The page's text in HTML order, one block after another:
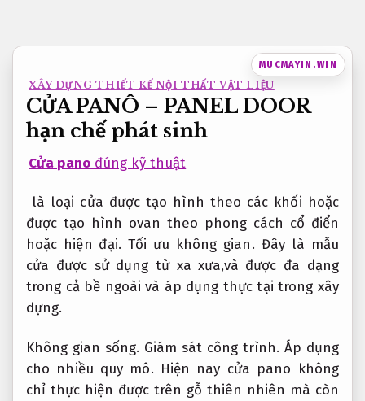
nội
MUCMAYIN.WIN
XÂY DỰNG THIẾT KẾ NỘI THẤT VẬT LIỆU
CỬA PANÔ – PANEL DOOR
hạn chế phát sinh
Cửa panođúng kỹ thuật
là loại cửa được tạo hình theo các khối hoặc
được tạo hình ovan theo phong cách cổ điển
hoặc hiện đại. Tối ưu không gian. Đây là mẫu
cửa được sử dụng từ xa xưa,và được đa dạng
trong cả bề ngoài và áp dụng thực tại trong xây
dựng.
Không gian sống. Giám sát công trình. Áp dụng
cho nhiều quy mô. Hiện nay cửa pano không
chỉ thực hiện được trên gỗ thiên nhiên mà còn